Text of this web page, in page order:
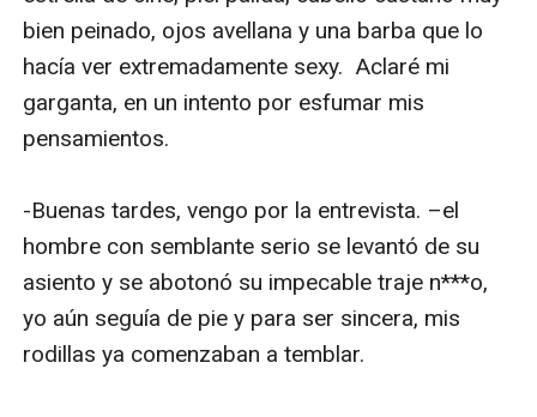
bien peinado, ojos avellana y una barba que lo
hacía ver extremadamente sexy.  Aclaré mi
garganta, en un intento por esfumar mis
pensamientos.
-Buenas tardes, vengo por la entrevista. –el
hombre con semblante serio se levantó de su
asiento y se abotonó su impecable traje n***o,
yo aún seguía de pie y para ser sincera, mis
rodillas ya comenzaban a temblar.